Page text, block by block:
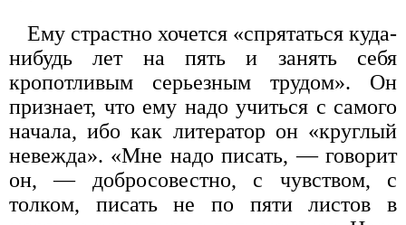
Ему страстно хочется «спрятаться куда-
нибудь лет на пять и занять себя
кропотливым серьезным трудом». Он
признает, что ему надо учиться с самого
начала, ибо как литератор он «круглый
невежда». «Мне надо писать, — говорит
он, — добросовестно, с чувством, с
толком, писать не по пяти листов в